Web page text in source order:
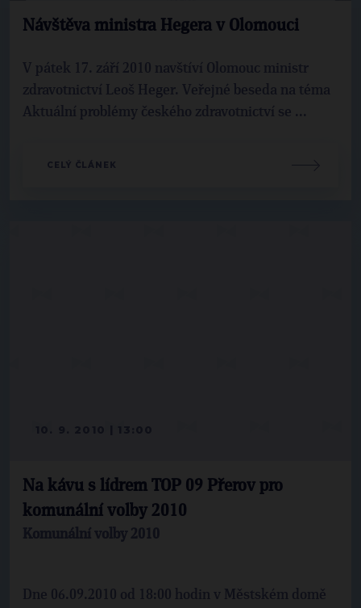
Návštěva ministra Hegera v Olomouci
V pátek 17. září 2010 navštíví Olomouc ministr
zdravotnictví Leoš Heger. Veřejné beseda na téma
Aktuální problémy českého zdravotnictví se ...
CELÝ ČLÁNEK
Na kávu s lídrem TOP 09 Přerov pro
komunální volby 2010
Komunální volby 2010
Dne 06.09.2010 od 18:00 hodin v Městském domě